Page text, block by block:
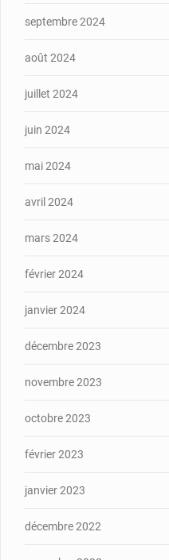
septembre 2024
août 2024
juillet 2024
juin 2024
mai 2024
avril 2024
mars 2024
février 2024
janvier 2024
décembre 2023
novembre 2023
octobre 2023
février 2023
janvier 2023
décembre 2022